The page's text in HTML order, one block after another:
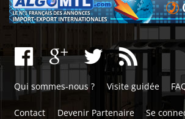
Qui sommes-nous ? Visite guidée
Contact Devenir Partenaire Se